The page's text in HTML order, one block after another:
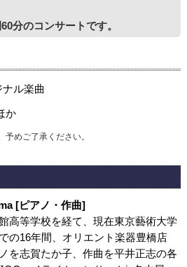
分のコンサートです。
ル楽曲
か
めご了承ください。
[ピアノ・作曲]
高等学校を経て、現在東京藝術大学
の16年間、オリエント楽器豊橋店
を志賀たか子、作曲を平井正志の各